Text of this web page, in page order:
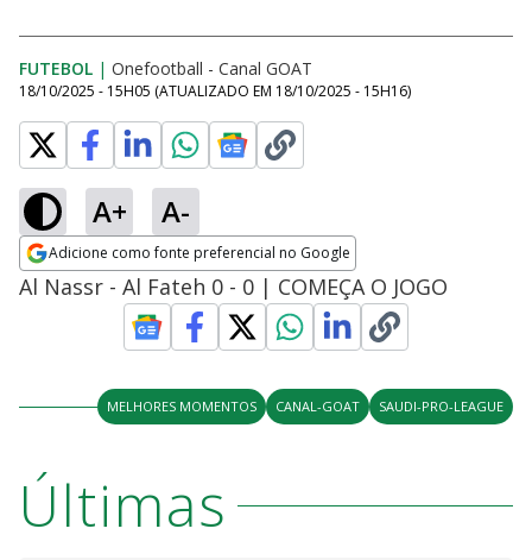
FUTEBOL | Onefootball - Canal GOAT
18/10/2025 - 15H05 (ATUALIZADO EM 18/10/2025 - 15H16)
A+ A-
Adicione como fonte preferencial no Google
Opens in new window
Al Nassr - Al Fateh 0 - 0 | COMEÇA O JOGO
MELHORES MOMENTOS CANAL-GOAT SAUDI-PRO-LEAGUE
Últimas